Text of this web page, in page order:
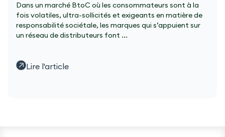
Dans un marché BtoC où les consommateurs sont à la
fois volatiles, ultra-sollicités et exigeants en matière de
responsabilité sociétale, les marques qui s’appuient sur
un réseau de distributeurs font ...
Lire l'article